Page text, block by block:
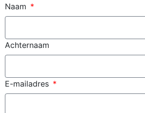
Naam
Achternaam
E-mailadres